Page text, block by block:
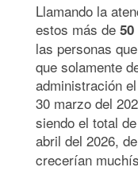
Llamando la
estos más de 50
las personas
que solamente
administración
30 marzo del
siendo el total
abril del 2026, de
crecerían